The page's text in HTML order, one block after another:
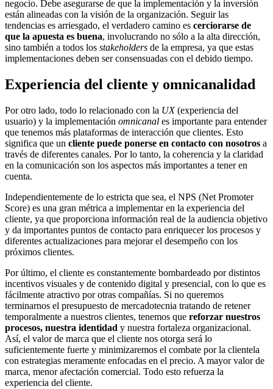
negocio. Debe asegurarse de que la implementación y la inversión
están alineadas con la visión de la organización. Seguir las
tendencias es arriesgado, el verdadero camino es cerciorarse de
que la apuesta es buena, involucrando no sólo a la alta dirección,
sino también a todos los stakeholders de la empresa, ya que estas
implementaciones deben ser consensuadas con el debido tiempo.
Experiencia del cliente y omnicanalidad
Por otro lado, todo lo relacionado con la UX(experiencia del
usuario) y la implementación omnicanal es importante para entender
que tenemos más plataformas de interacción que clientes. Esto
significa que un cliente puede ponerse en contacto con nosotros a
través de diferentes canales. Por lo tanto, la coherencia y la claridad
en la comunicación son los aspectos más importantes a tener en
cuenta.
Independientemente de lo estricta que sea, el NPS (Net Promoter
Score) es una gran métrica a implementar en la experiencia del
cliente, ya que proporciona información real de la audiencia objetivo
y da importantes puntos de contacto para enriquecer los procesos y
diferentes actualizaciones para mejorar el desempeño con los
próximos clientes.
Por último, el cliente es constantemente bombardeado por distintos
incentivos visuales y de contenido digital y presencial, con lo que es
fácilmente atractivo por otras compañías. Si no queremos
terminarnos el presupuesto de mercadotecnia tratando de retener
temporalmente a nuestros clientes, tenemos que reforzar nuestros
procesos, nuestra identidad y nuestra fortaleza organizacional.
Así, el valor de marca que el cliente nos otorga será lo
suficientemente fuerte y minimizaremos el combate por la clientela
con estrategias meramente enfocadas en el precio. A mayor valor de
marca, menor afectación comercial. Todo esto refuerza la
experiencia del cliente.